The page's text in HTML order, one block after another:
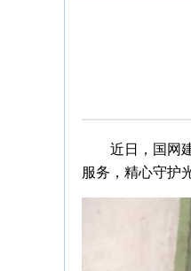
近日，国网
服务，精心守护